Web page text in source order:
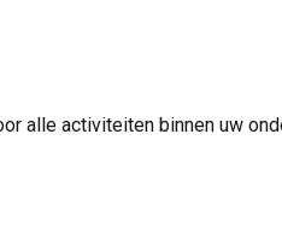
alle activiteiten binnen uw